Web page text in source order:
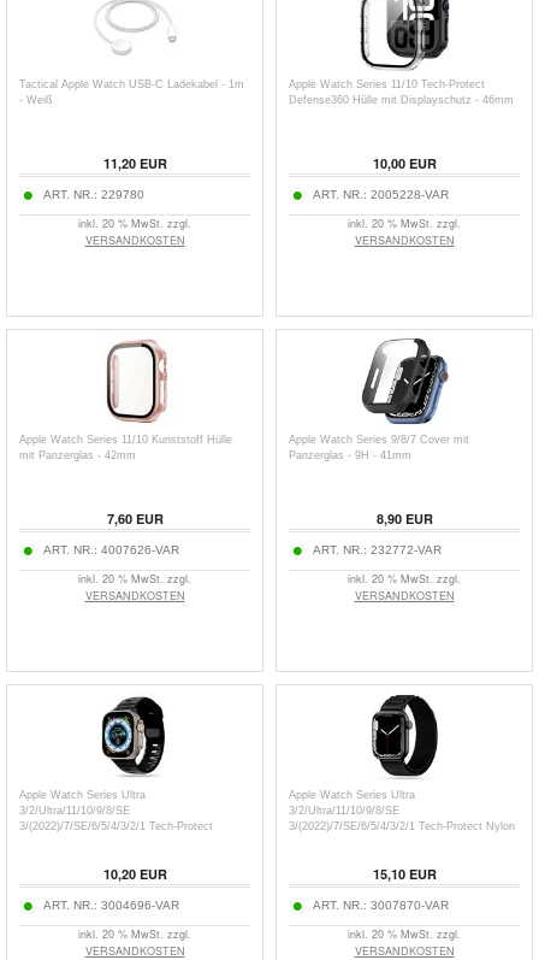
Tactical Apple Watch USB-C Ladekabel - 1m
- Weiß
11,20EUR
ART. NR.: 229780
inkl. 20 % MwSt. zzgl.
VERSANDKOSTEN
Apple Watch Series 11/10 Tech-Protect
Defense360 Hülle mit Displayschutz - 46mm
10,00EUR
ART. NR.: 2005228-VAR
inkl. 20 % MwSt. zzgl.
VERSANDKOSTEN
Apple Watch Series 11/10 Kunststoff Hülle
mit Panzerglas - 42mm
7,60EUR
ART. NR.: 4007626-VAR
inkl. 20 % MwSt. zzgl.
VERSANDKOSTEN
Apple Watch Series 9/8/7 Cover mit
Panzerglas - 9H - 41mm
8,90EUR
ART. NR.: 232772-VAR
inkl. 20 % MwSt. zzgl.
VERSANDKOSTEN
Apple Watch Series Ultra
3/2/Ultra/11/10/9/8/SE
3/(2022)/7/SE/6/5/4/3/2/1 Tech-Protect
10,20EUR
ART. NR.: 3004696-VAR
inkl. 20 % MwSt. zzgl.
VERSANDKOSTEN
Apple Watch Series Ultra
3/2/Ultra/11/10/9/8/SE
3/(2022)/7/SE/6/5/4/3/2/1 Tech-Protect Nylon
15,10EUR
ART. NR.: 3007870-VAR
inkl. 20 % MwSt. zzgl.
VERSANDKOSTEN